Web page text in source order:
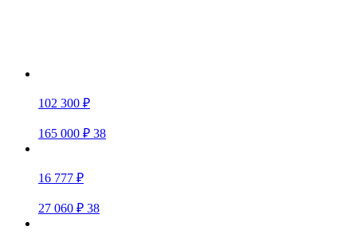
102 300 ₽
165 000 ₽ 38
16 777 ₽
27 060 ₽ 38